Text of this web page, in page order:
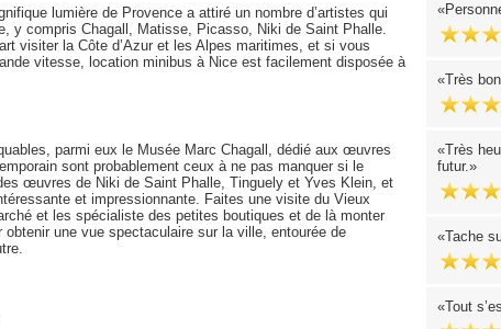
lumière de Provence a attiré un nombre d’artistes qui
y compris Chagall, Matisse, Picasso, Niki de Saint Phalle.
visiter la Côte d’Azur et les Alpes maritimes, et si vous
vitesse, location minibus à Nice est facilement disposée à
parmi eux le Musée Marc Chagall, dédié aux œuvres
sont probablement ceux à ne pas manquer si le
œuvres de Niki de Saint Phalle, Tinguely et Yves Klein, et
et impressionnante. Faites une visite du Vieux
et les spécialiste des petites boutiques et de là monter
une vue spectaculaire sur la ville, entourée de
Très
Très
futur.
Tache
Tout